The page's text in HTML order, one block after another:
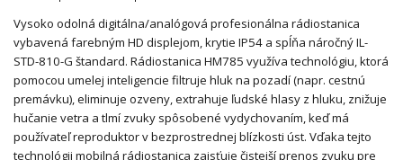
Vysoko odolná digitálna/analógová profesionálna rádiostanica
vybavená farebným HD displejom, krytie IP54 a spĺňa náročný IL-
STD-810-G štandard. Rádiostanica HM785 využíva technológiu, ktorá
pomocou umelej inteligencie filtruje hluk na pozadí (napr. cestnú
premávku), eliminuje ozveny, extrahuje ľudské hlasy z hluku, znižuje
hučanie vetra a tlmí zvuky spôsobené vydychovaním, keď má
používateľ reproduktor v bezprostrednej blízkosti úst. Vďaka tejto
technológii mobilná rádiostanica zaisťuje čistejší prenos zvuku pre